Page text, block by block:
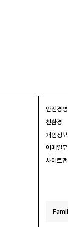
안전경영
친환경
개인정
이메일
사이트맵